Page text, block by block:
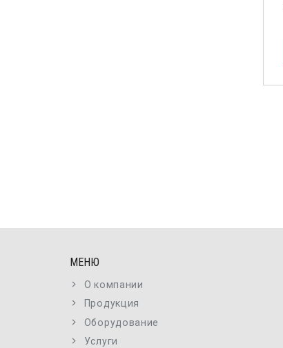
МЕНЮ
О компании
Продукция
Оборудование
Услуги